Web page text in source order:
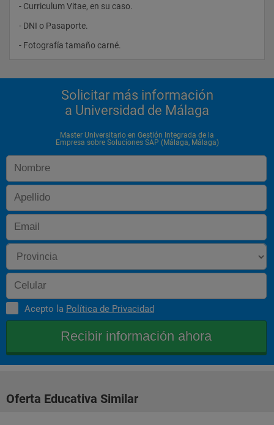
consumo y servicios.
- Gestión de Fuentes en el suministro.
- Procesos en el aprovisionamiento.
- Entrada y movimiento de mercancias.
- Gestión de Stocks.
- Repaso y examen de certificación.
- Curriculum Vitae, en su caso.
- DNI o Pasaporte.
- Fotografía tamaño carné.
Solicitar más información
a Universidad de Málaga
Master Universitario en Gestión Integrada de la
Empresa sobre Soluciones SAP (Málaga, Málaga)
Acepto la Política de Privacidad
Oferta Educativa Similar